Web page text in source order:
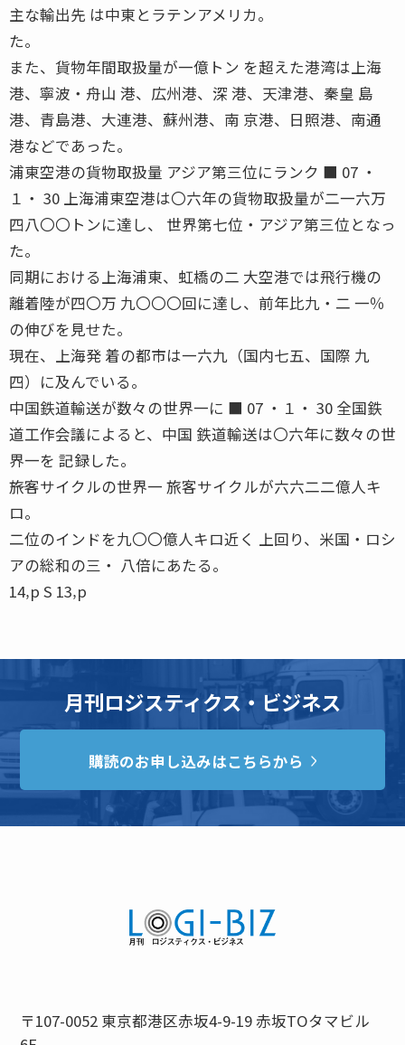
主な輸出先 は中東とラテンアメリカ。
た。
また、貨物年間取扱量が一億トン を超えた港湾は上海
港、寧波・舟山 港、広州港、深 港、天津港、秦皇 島
港、青島港、大連港、蘇州港、南 京港、日照港、南通
港などであった。
浦東空港の貨物取扱量 アジア第三位にランク ■ 07 ・
１・ 30 上海浦東空港は〇六年の貨物取扱量が二一六万
四八〇〇トンに達し、 世界第七位・アジア第三位となっ
た。
同期における上海浦東、虹橋の二 大空港では飛行機の
離着陸が四〇万 九〇〇〇回に達し、前年比九・二 一％
の伸びを見せた。
現在、上海発 着の都市は一六九（国内七五、国際 九
四）に及んでいる。
中国鉄道輸送が数々の世界一に ■ 07 ・１・ 30 全国鉄
道工作会議によると、中国 鉄道輸送は〇六年に数々の世
界一を 記録した。
――旅客サイクルの世界一 旅客サイクルが六六二二億人キ
ロ。
二位のインドを九〇〇億人キロ近く 上回り、米国・ロシ
アの総和の三・ 八倍にあたる。
14‚p S 13‚p
月刊ロジスティクス・ビジネス
購読のお申し込みはこちらから
〒107-0052 東京都港区赤坂4-9-19 赤坂TOタマビル